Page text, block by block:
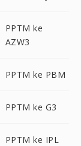
PPTM ke
AZW3
PPTM ke PBM
PPTM ke G3
PPTM ke IPL